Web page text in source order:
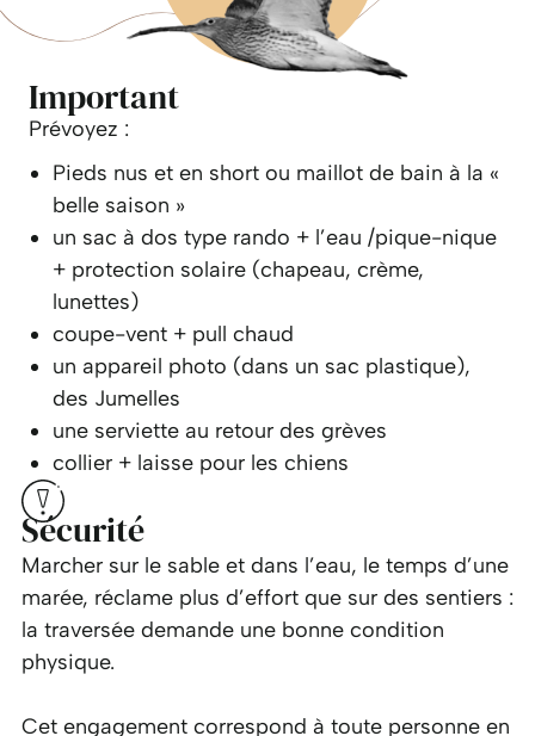
Important
Prévoyez :
Pieds nus et en short ou maillot de bain à la «
belle saison »
un sac à dos type rando + l’eau /pique-nique
+ protection solaire (chapeau, crème,
lunettes)
coupe-vent + pull chaud
un appareil photo (dans un sac plastique),
des Jumelles
une serviette au retour des grèves
collier + laisse pour les chiens
Sécurité
Marcher sur le sable et dans l’eau, le temps d’une
marée, réclame plus d’effort que sur des sentiers :
la traversée demande une bonne condition
physique.
Cet engagement correspond à toute personne en